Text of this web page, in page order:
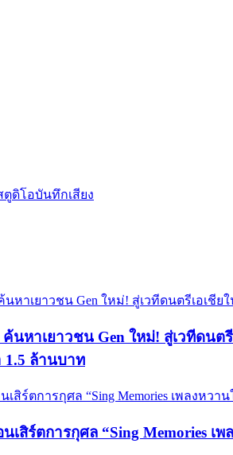
ตูดิโอบันทึกเสียง
หาเยาวชน Gen ใหม่! สู่เวทีดนตรี
1.5 ล้านบาท
เสิร์ตการกุศล “Sing Memories เ